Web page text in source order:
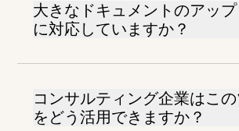
大きなドキュメントのアッ
に対応していますか？
コンサルティング企業はこ
をどう活用できますか？